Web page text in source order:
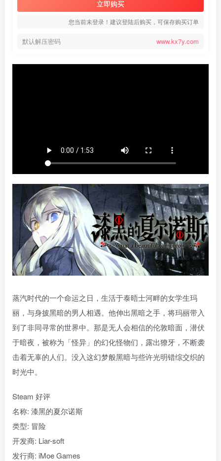
立即购买
您当前未登录！建议登陆后购买，可保存购买订单
默认解压密码 www.kx7y.com
蒸汽时代的一个命运之日，生活于泰晤士河畔的女学生玛
丽，与身披黑暗的男人相遇。他伸出黑暗之手，将玛丽带入
到了非同寻常的世界中。那是无人会相信的伦敦暗面，潜伏
于暗夜，被称为「怪异」的幻化怪物们，露出獠牙，不断袭
击着无辜的人们。没入这幻梦般黑暗与些许光明错综交织的
时光中。
Steam 好评
名称: 漆黑的夏尔诺斯
类型: 冒险
开发商: Liar-soft
发行商: iMoe Games